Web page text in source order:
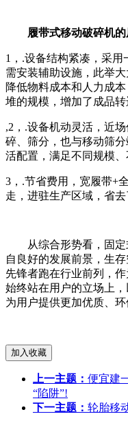
履带式移动破碎机
1，.设备结构紧凑，采
需安装辅助设施，此举
降低物料成本和人力成
堆的规模，增加了成品转
,2，.设备机动灵活，近
碎、筛分，也与移动筛
活配置，满足不同规模、
3，.节省费用，宽履带+
走，进驻生产区域，省去
从综合形势看，固定
自良好的发展前景，生
先锋者跑在行业前列，
始终站在用户的立场上
为用户提供更加优质、环
上一主题： 便宜建
“陷阱”!
下一主题： 轮胎移